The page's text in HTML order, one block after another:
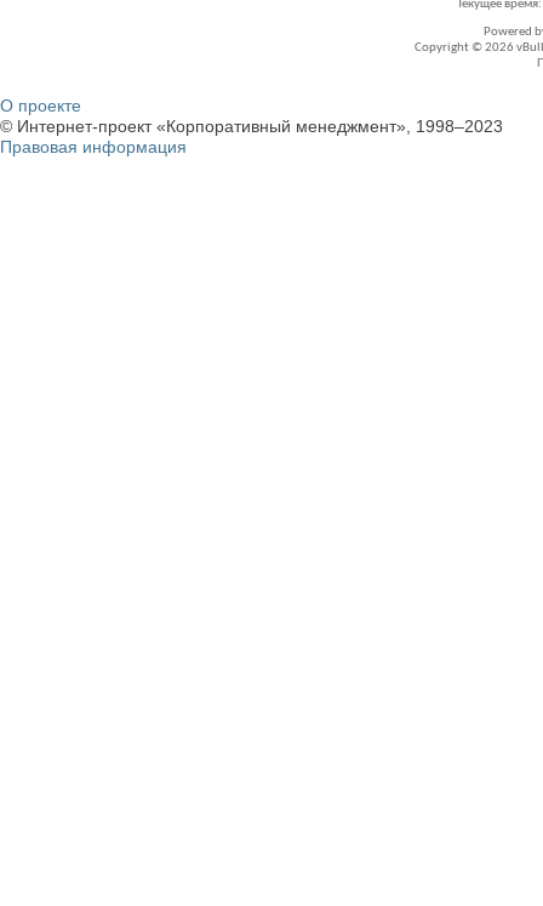
Текущее время:
Powered
Copyright © 2026
О проекте
© Интернет-проект «Корпоративный менеджмент», 1998–2023
Правовая информация